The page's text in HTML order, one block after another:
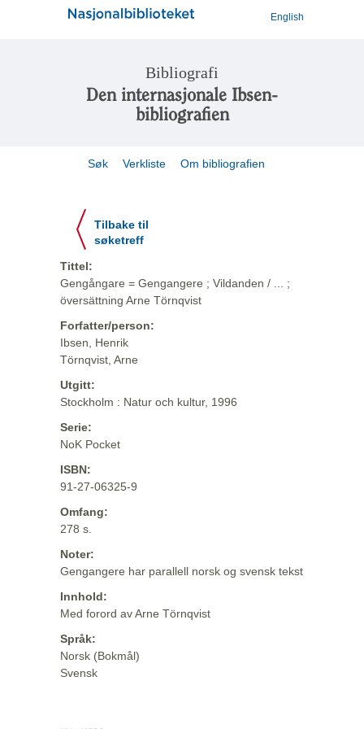
English
Bibliografi
Den internasjonale Ibsen-
bibliografien
Søk Verkliste Om bibliografien
Tilbake til
søketreff
Tittel:
Gengångare = Gengangere ; Vildanden / ... ;
översättning Arne Törnqvist
Forfatter/person:
Ibsen, Henrik
Törnqvist, Arne
Utgitt:
Stockholm : Natur och kultur, 1996
Serie:
NoK Pocket
ISBN:
91-27-06325-9
Omfang:
278 s.
Noter:
Gengangere har parallell norsk og svensk tekst
Innhold:
Med forord av Arne Törnqvist
Språk:
Norsk (Bokmål)
Svensk